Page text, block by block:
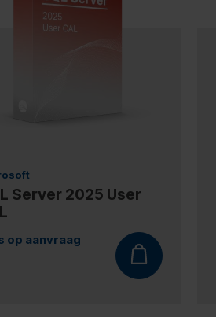
Server 2025 User
op aanvraag